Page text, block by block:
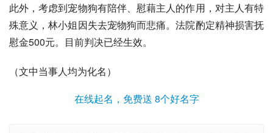
此外，考虑到宠物狗有陪伴、慰藉主人的作用，对主人有特
殊意义，林小姐因失去宠物狗而悲痛。法院酌定精神损害抚
慰金500元。目前判决已经生效。
（文中当事人均为化名）
在线起名，免费送 8个好名字